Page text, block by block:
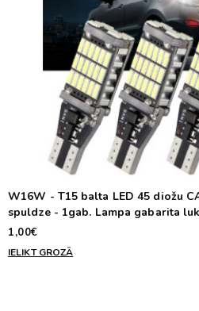
W16W - T15 balta LED 45 diožu
spuldze - 1gab. Lampa gabarita
1,00€
IELIKT GROZĀ